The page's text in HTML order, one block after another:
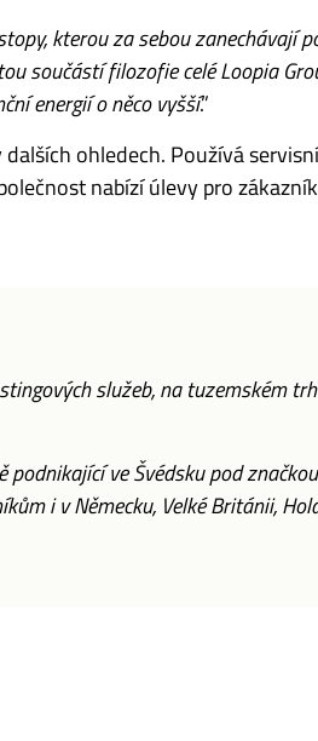
kterou za sebou zanechávají
součástí filozofie celé Loopia
energií o něco vyšší.”
ohledech. Používá
nabízí úlevy pro
služeb, na tuzemském
ve Švédsku pod
i v Německu, Velké Británii,